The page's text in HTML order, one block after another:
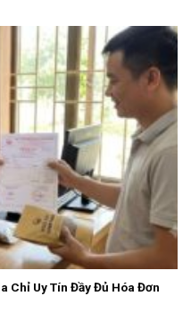
Chỉ Uy Tín Đầy Đủ Hóa Đơn